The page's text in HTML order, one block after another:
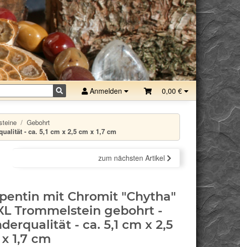
Anmelden 0,00 €
Gebohrt
- ca. 5,1 cm x 2,5 cm x 1,7 cm
zum nächsten Artikel
mit Chromit "Chytha"
Trommelstein gebohrt -
- ca. 5,1 cm x 2,5
1,7 cm